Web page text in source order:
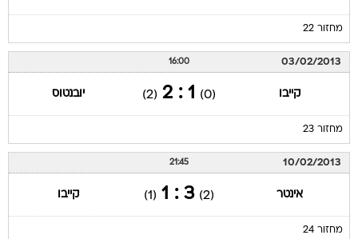
מחזור 22
03/02/2013
16:00
קייבו (0)
1 : 2
(2) יובנטוס
מחזור 23
10/02/2013
21:45
אינטר (2)
3 : 1
(1) קייבו
מחזור 24